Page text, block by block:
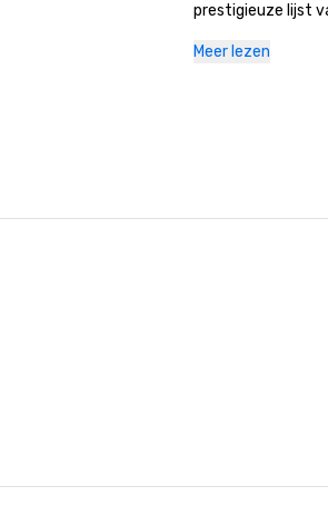
prestigieuze lijst
won de afgelopen
Meer lezen